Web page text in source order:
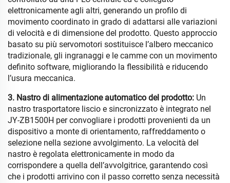
elettronicamente agli altri, generando un profilo di
movimento coordinato in grado di adattarsi alle variazioni
di velocità e di dimensione del prodotto. Questo approccio
basato su più servomotori sostituisce l’albero meccanico
tradizionale, gli ingranaggi e le camme con un movimento
definito software, migliorando la flessibilità e riducendo
l’usura meccanica.
3. Nastro di alimentazione automatico del prodotto: Un
nastro trasportatore liscio e sincronizzato è integrato nel
JY-ZB1500H per convogliare i prodotti provenienti da un
dispositivo a monte di orientamento, raffreddamento o
selezione nella sezione avvolgimento. La velocità del
nastro è regolata elettronicamente in modo da
corrispondere a quella dell’avvolgitrice, garantendo così
che i prodotti arrivino con il passo corretto senza necessità